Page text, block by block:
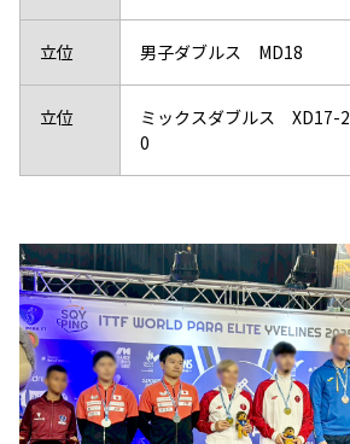
立位 男子ダブルス MD18
立位
ミックスダブルス XD17-2
0